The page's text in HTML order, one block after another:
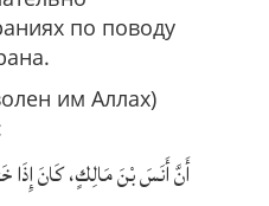
по поводу
им Аллах)
أَنَّ أَنَسَ بْنَ مَالِكٍ، كَانَ إِذَا